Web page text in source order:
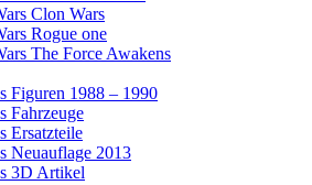
Clon Wars
Rogue one
The Force Awakens
Figuren 1988 – 1990
Fahrzeuge
Ersatzteile
Neuauflage 2013
3D Artikel